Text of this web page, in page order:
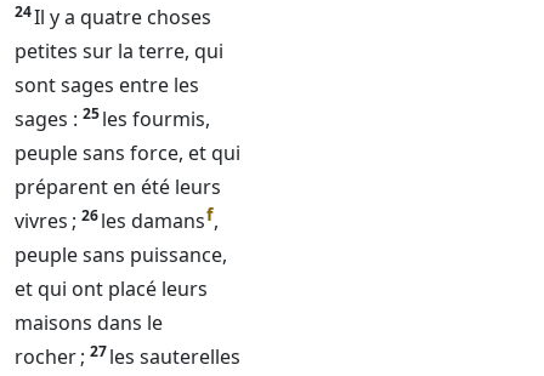
24Il y a quatre choses
petites sur la terre, qui
sont sages entre les
sages : 25les fourmis,
peuple sans force, et qui
préparent en été leurs
vivres ; 26les damansf,
peuple sans puissance,
et qui ont placé leurs
maisons dans le
rocher ; 27les sauterelles